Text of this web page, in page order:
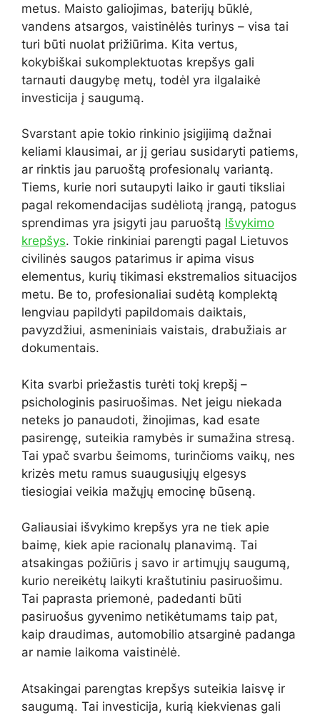
metus. Maisto galiojimas, baterijų būklė,
vandens atsargos, vaistinėlės turinys – visa tai
turi būti nuolat prižiūrima. Kita vertus,
kokybiškai sukomplektuotas krepšys gali
tarnauti daugybę metų, todėl yra ilgalaikė
investicija į saugumą.
Svarstant apie tokio rinkinio įsigijimą dažnai
keliami klausimai, ar jį geriau susidaryti patiems,
ar rinktis jau paruoštą profesionalų variantą.
Tiems, kurie nori sutaupyti laiko ir gauti tiksliai
pagal rekomendacijas sudėliotą įrangą, patogus
sprendimas yra įsigyti jau paruoštą Išvykimo
krepšys. Tokie rinkiniai parengti pagal Lietuvos
civilinės saugos patarimus ir apima visus
elementus, kurių tikimasi ekstremalios situacijos
metu. Be to, profesionaliai sudėtą komplektą
lengviau papildyti papildomais daiktais,
pavyzdžiui, asmeniniais vaistais, drabužiais ar
dokumentais.
Kita svarbi priežastis turėti tokį krepšį –
psichologinis pasiruošimas. Net jeigu niekada
neteks jo panaudoti, žinojimas, kad esate
pasirengę, suteikia ramybės ir sumažina stresą.
Tai ypač svarbu šeimoms, turinčioms vaikų, nes
krizės metu ramus suaugusiųjų elgesys
tiesiogiai veikia mažųjų emocinę būseną.
Galiausiai išvykimo krepšys yra ne tiek apie
baimę, kiek apie racionalų planavimą. Tai
atsakingas požiūris į savo ir artimųjų saugumą,
kurio nereikėtų laikyti kraštutiniu pasiruošimu.
Tai paprasta priemonė, padedanti būti
pasiruošus gyvenimo netikėtumams taip pat,
kaip draudimas, automobilio atsarginė padanga
ar namie laikoma vaistinėlė.
Atsakingai parengtas krepšys suteikia laisvę ir
saugumą. Tai investicija, kurią kiekvienas gali